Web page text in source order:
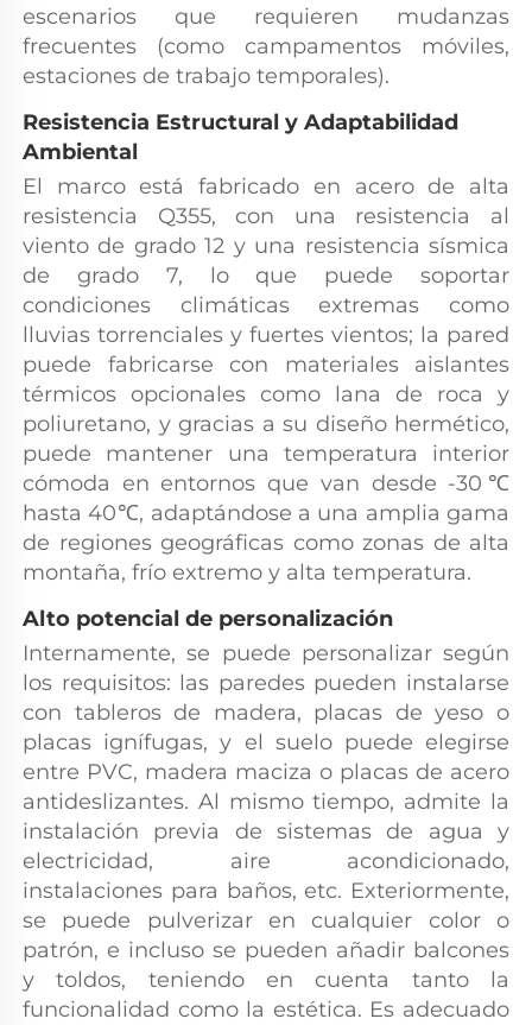
escenarios que requieren mudanzas
frecuentes (como campamentos móviles,
estaciones de trabajo temporales).
Resistencia Estructural y Adaptabilidad
Ambiental
El marco está fabricado en acero de alta
resistencia Q355, con una resistencia al
viento de grado 12 y una resistencia sísmica
de grado 7, lo que puede soportar
condiciones climáticas extremas como
lluvias torrenciales y fuertes vientos; la pared
puede fabricarse con materiales aislantes
térmicos opcionales como lana de roca y
poliuretano, y gracias a su diseño hermético,
puede mantener una temperatura interior
cómoda en entornos que van desde -30℃
hasta 40℃, adaptándose a una amplia gama
de regiones geográficas como zonas de alta
montaña, frío extremo y alta temperatura.
Alto potencial de personalización
Internamente, se puede personalizar según
los requisitos: las paredes pueden instalarse
con tableros de madera, placas de yeso o
placas ignífugas, y el suelo puede elegirse
entre PVC, madera maciza o placas de acero
antideslizantes. Al mismo tiempo, admite la
instalación previa de sistemas de agua y
electricidad, aire acondicionado,
instalaciones para baños, etc. Exteriormente,
se puede pulverizar en cualquier color o
patrón, e incluso se pueden añadir balcones
y toldos, teniendo en cuenta tanto la
funcionalidad como la estética. Es adecuado